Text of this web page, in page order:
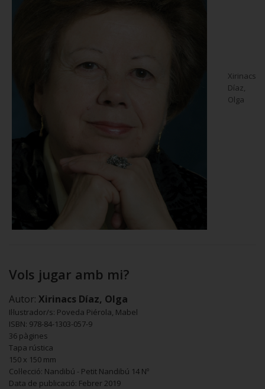
Xirinacs
Díaz,
Olga
Vols jugar amb mi?
Autor: Xirinacs Díaz, Olga
Il·lustrador/s: Poveda Piérola, Mabel
ISBN: 978-84-1303-057-9
36 pàgines
Tapa rústica
150 x 150 mm
Col·lecció: Nandibú - Petit Nandibú 14 Nº
Data de publicació: Febrer 2019